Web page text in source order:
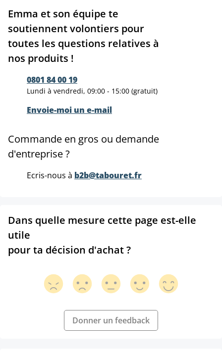
Emma et son équipe te
soutiennent volontiers pour
toutes les questions relatives à
nos produits !
0801 84 00 19
Lundi à vendredi, 09:00 - 15:00 (gratuit)
Envoie-moi un e-mail
Commande en gros ou demande
d'entreprise ?
Ecris-nous à b2b@tabouret.fr
Dans quelle mesure cette page est-elle
utile
pour ta décision d'achat ?
Donner un feedback